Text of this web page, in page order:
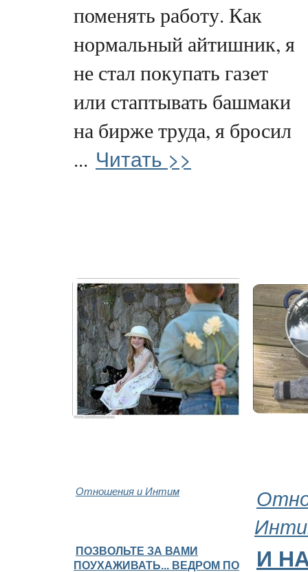
поменять работу. Как
нормальный айтишник, я
не стал покупать газет
или стаптывать башмаки
на бирже труда, я бросил
... Читать >>
Отношения и Интим
ПОЗВОЛЬТЕ ЗА ВАМИ
ПОУХАЖИВАТЬ... ВЕДРОМ ПО
И